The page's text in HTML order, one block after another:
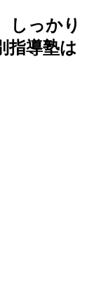
しっかり
指導塾は